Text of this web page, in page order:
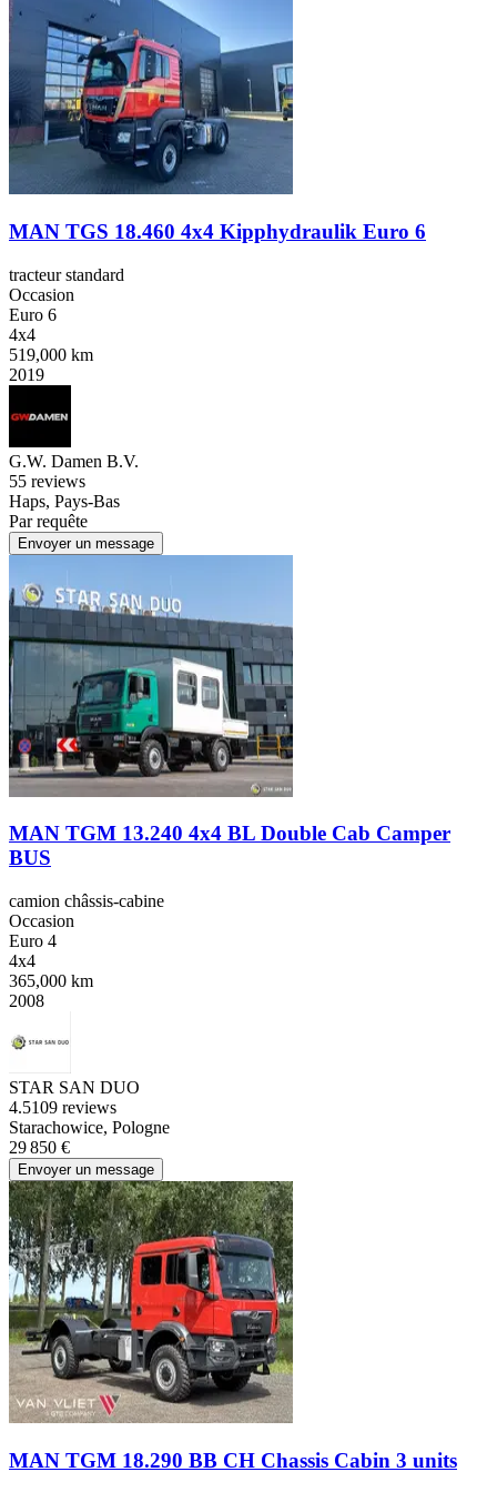
MAN TGS 18.460 4x4 Kipphydraulik Euro 6
tracteur standard
Occasion
Euro 6
4x4
519,000 km
2019
G.W. Damen B.V.
55 reviews
Haps, Pays-Bas
Par requête
Envoyer un message
MAN TGM 13.240 4x4 BL Double Cab Camper
BUS
camion châssis-cabine
Occasion
Euro 4
4x4
365,000 km
2008
STAR SAN DUO
4.5109 reviews
Starachowice, Pologne
29 850 €
Envoyer un message
MAN TGM 18.290 BB CH Chassis Cabin 3 units